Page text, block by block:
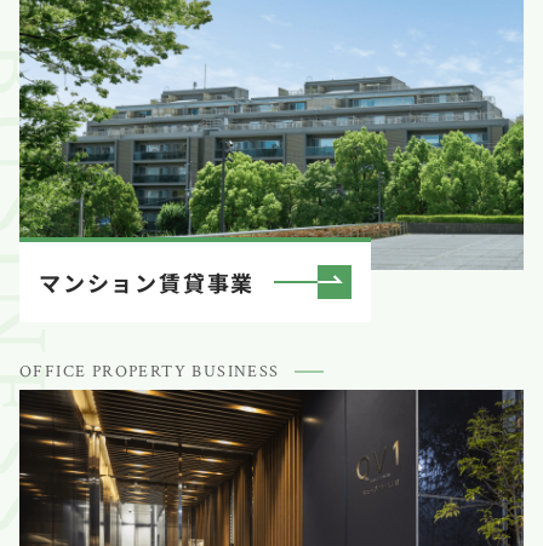
マンション賃貸事業
OFFICE PROPERTY BUSINESS